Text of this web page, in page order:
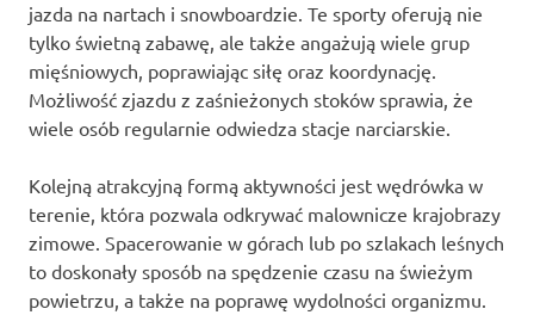
jazda na nartach i snowboardzie. Te sporty oferują nie
tylko świetną zabawę, ale także angażują wiele grup
mięśniowych, poprawiając siłę oraz koordynację.
Możliwość zjazdu z zaśnieżonych stoków sprawia, że
wiele osób regularnie odwiedza stacje narciarskie.
Kolejną atrakcyjną formą aktywności jest wędrówka w
terenie, która pozwala odkrywać malownicze krajobrazy
zimowe. Spacerowanie w górach lub po szlakach leśnych
to doskonały sposób na spędzenie czasu na świeżym
powietrzu, a także na poprawę wydolności organizmu.